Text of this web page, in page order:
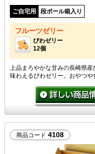
ご自宅用 段ボール箱入り
フルーツゼリー
びわゼリー
12個
上品まろやかな甘みの長崎県
味わえるびわゼリー。おやつや
商品コード 4108